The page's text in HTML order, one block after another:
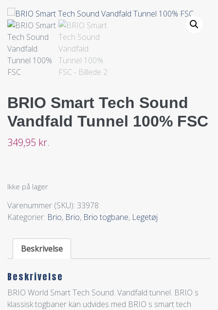
BRIO Smart Tech Sound
Vandfald Tunnel 100% FSC
349,95 kr.
Ikke på lager
Varenummer (SKU): 33978
Kategorier: Brio, Brio, Brio togbane, Legetøj
Beskrivelse
Beskrivelse
BRIO World Smart Tech Sound. Vandfald tunnel. BRIO s
klassisk togbaner kan udvides med BRIO s smart tech